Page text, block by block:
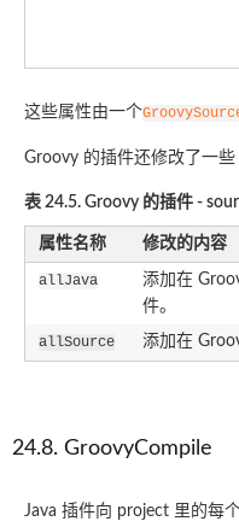
这些属性由一个
Groovy 的插件还修改了一些
表 24.5. Groovy 的插件 -
属性名称 修改的内容
allJava 添加在
件。
allSource 添加在
24.8. GroovyCompile
Java 插件向 project 里的每